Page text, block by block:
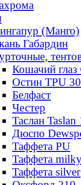
(Манго)
Габардин
Кошачий глаз
Остин TPU
Белфаст
Честер
Таслан
Дюспо
Таффета PU
Таффета
Таффета silver